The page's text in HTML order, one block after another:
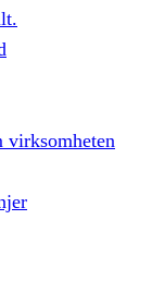
virksomheten